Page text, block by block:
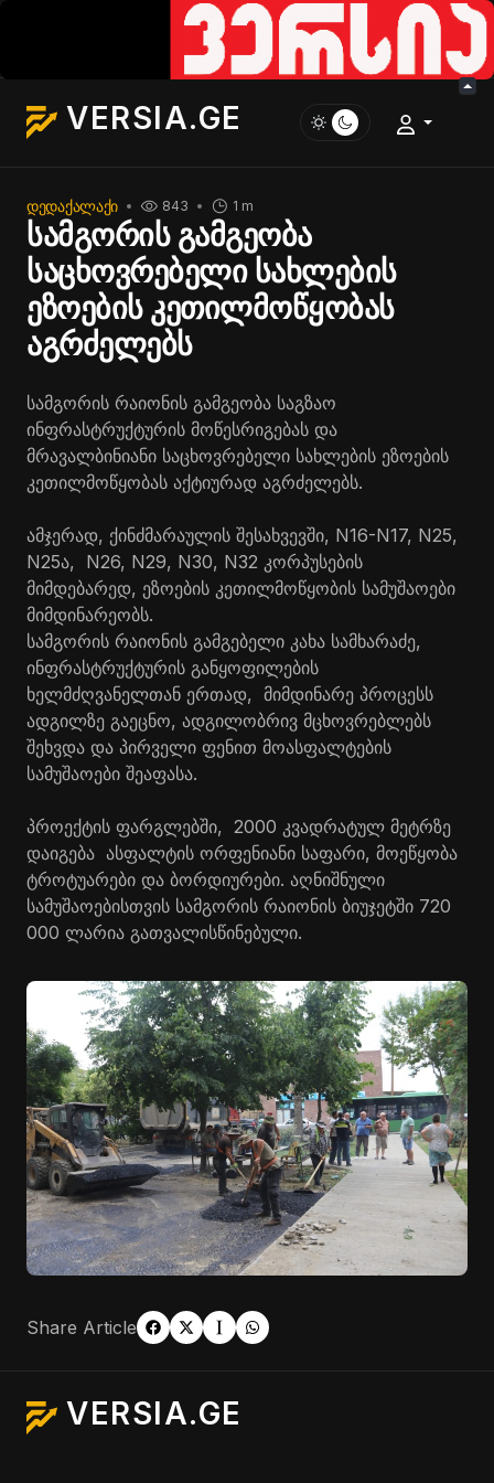
VERSIA.GE
ᲓᲔᲓᲐᲥᲐᲚᲐᲥᲘ 1 m
843
სამგორის გამგეობა
საცხოვრებელი სახლების
ეზოების კეთილმოწყობას
აგრძელებს
სამგორის რაიონის გამგეობა საგზაო
ინფრასტრუქტურის მოწესრიგებას და
მრავალბინიანი საცხოვრებელი სახლების ეზოების
კეთილმოწყობას აქტიურად აგრძელებს.
ამჯერად, ქინძმარაულის შესახვევში, N16-N17, N25,
N25ა, N26, N29, N30, N32 კორპუსების
მიმდებარედ, ეზოების კეთილმოწყობის სამუშაოები
მიმდინარეობს.
სამგორის რაიონის გამგებელი კახა სამხარაძე,
ინფრასტრუქტურის განყოფილების
ხელმძღვანელთან ერთად, მიმდინარე პროცესს
ადგილზე გაეცნო, ადგილობრივ მცხოვრებლებს
შეხვდა და პირველი ფენით მოასფალტების
სამუშაოები შეაფასა.
პროექტის ფარგლებში, 2000 კვადრატულ მეტრზე
დაიგება ასფალტის ორფენიანი საფარი, მოეწყობა
ტროტუარები და ბორდიურები. აღნიშნული
სამუშაოებისთვის სამგორის რაიონის ბიუჯეტში 720
000 ლარია გათვალისწინებული.
Share Article
VERSIA.GE